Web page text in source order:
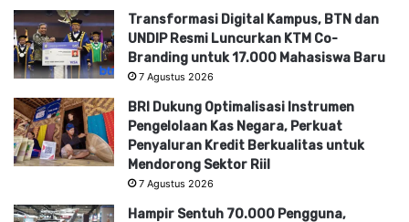
Transformasi Digital Kampus, BTN dan
UNDIP Resmi Luncurkan KTM Co-
Branding untuk 17.000 Mahasiswa Baru
7 Agustus 2026
BRI Dukung Optimalisasi Instrumen
Pengelolaan Kas Negara, Perkuat
Penyaluran Kredit Berkualitas untuk
Mendorong Sektor Riil
7 Agustus 2026
Hampir Sentuh 70.000 Pengguna,